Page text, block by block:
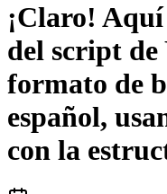
¡Claro!
del script de
formato de
español,
con la